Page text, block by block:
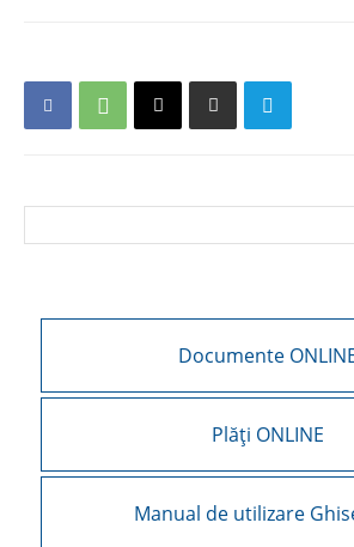
Documente
Plăți ONLINE
Manual de utilizare